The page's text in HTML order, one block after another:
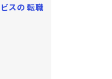
スの 転職